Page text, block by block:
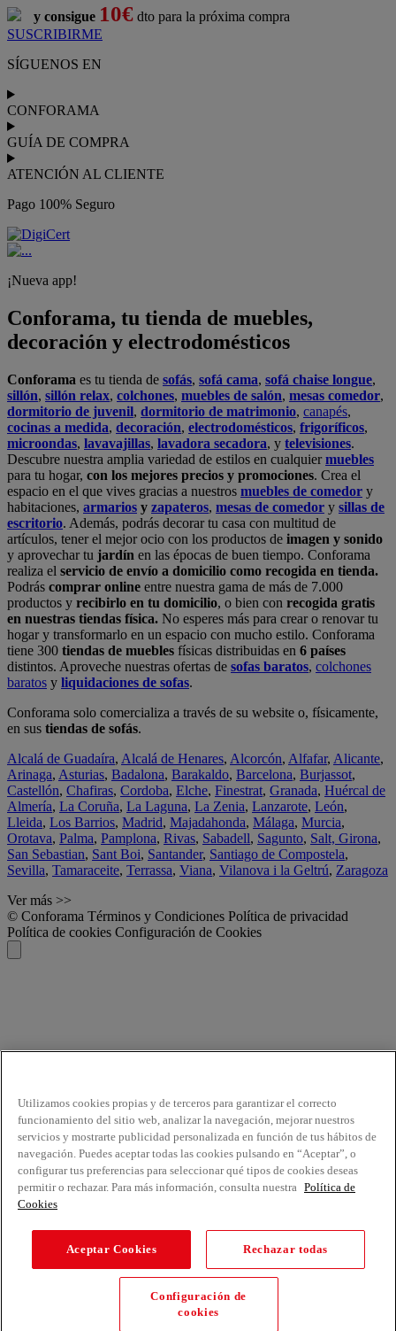
y consigue 10€ dto para la próxima compra
SUSCRIBIRME
SÍGUENOS EN
CONFORAMA
GUÍA DE COMPRA
ATENCIÓN AL CLIENTE
Pago 100% Seguro
¡Nueva app!
Conforama, tu tienda de muebles,
decoración y electrodomésticos
Conforama es tu tienda de sofás, sofá cama, sofá chaise longue,
sillón, sillón relax, colchones, muebles de salón, mesas comedor,
dormitorio de juvenil, dormitorio de matrimonio, canapés,
cocinas a medida, decoración, electrodomésticos, frigoríficos,
microondas, lavavajillas, lavadora secadora, y televisiones.
Descubre nuestra amplia variedad de estilos en cualquiermuebles
para tu hogar, con los mejores precios y promociones. Crea el
espacio en el que vives gracias a nuestros muebles de comedor y
habitaciones, armarios y zapateros, mesas de comedor y sillas de
escritorio. Además, podrás decorar tu casa con multitud de
artículos, tener el mejor ocio con los productos de imagen y sonido
y aprovechar tu jardín en las épocas de buen tiempo. Conforama
realiza el servicio de envío a domicilio como recogida en tienda.
Podrás comprar online entre nuestra gama de más de 7.000
productos y recibirlo en tu domicilio, o bien con recogida gratis
en nuestras tiendas física. No esperes más para crear o renovar tu
hogar y transformarlo en un espacio con mucho estilo. Conforama
tiene 300 tiendas de muebles físicas distribuidas en 6 países
distintos. Aproveche nuestras ofertas de sofas baratos, colchones
baratos y liquidaciones de sofas.
Conforama solo comercializa a través de su website o, físicamente,
en sus tiendas de sofás.
Alcalá de Guadaíra, Alcalá de Henares, Alcorcón, Alfafar, Alicante,
Arinaga, Asturias, Badalona, Barakaldo, Barcelona, Burjassot,
Castellón, Chafiras, Cordoba, Elche, Finestrat, Granada, Huércal de
Almería, La Coruña, La Laguna, La Zenia, Lanzarote, León,
Lleida, Los Barrios, Madrid, Majadahonda, Málaga, Murcia,
Orotava, Palma, Pamplona, Rivas, Sabadell, Sagunto, Salt, Girona,
San Sebastian, Sant Boi, Santander, Santiago de Compostela,
Sevilla, Tamaraceite, Terrassa, Viana, Vilanova i la Geltrú, Zaragoza
Ver más >>
© Conforama Términos y Condiciones Política de privacidad
Política de cookies Configuración de Cookies
Utilizamos cookies propias y de terceros para garantizar el correcto
funcionamiento del sitio web, analizar la navegación, mejorar nuestros
servicios y mostrarte publicidad personalizada en función de tus hábitos de
navegación. Puedes aceptar todas las cookies pulsando en “Aceptar”, o
configurar tus preferencias para seleccionar qué tipos de cookies deseas
permitir o rechazar. Para más información, consulta nuestra Política de
Cookies
Aceptar Cookies Rechazar todas
Configuración de
cookies